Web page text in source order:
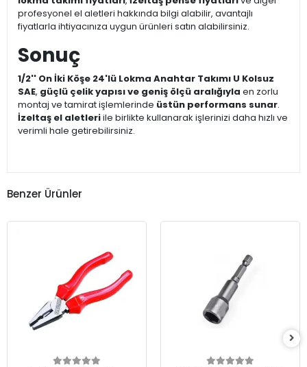
profesyonel el aletleri hakkında bilgi alabilir, avantajlı
fiyatlarla ihtiyacınıza uygun ürünleri satın alabilirsiniz.
Sonuç
1/2'' On İki Köşe 24'lü Lokma Anahtar Takımı U Kolsuz
SAE, güçlü çelik yapısı ve geniş ölçü aralığıyla en zorlu
montaj ve tamirat işlemlerinde üstün performans sunar.
İzeltaş el aletleriile birlikte kullanarak işlerinizi daha hızlı ve
verimli hale getirebilirsiniz.
Benzer Ürünler